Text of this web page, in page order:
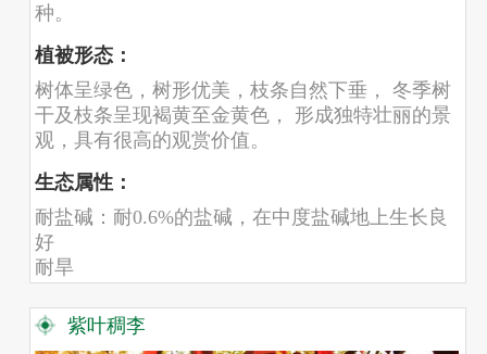
种。
植被形态：
树体呈绿色，树形优美，枝条自然下垂， 冬季树
干及枝条呈现褐黄至金黄色， 形成独特壮丽的景
观，具有很高的观赏价值。
生态属性：
耐盐碱：耐0.6%的盐碱，在中度盐碱地上生长良
好
耐旱
耐瘠薄
抗病虫
紫叶稠李